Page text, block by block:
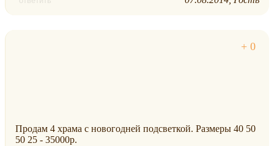
Продам 4 храма с новогодней подсветкой. Размеры 40 50
50 25 - 35000р.